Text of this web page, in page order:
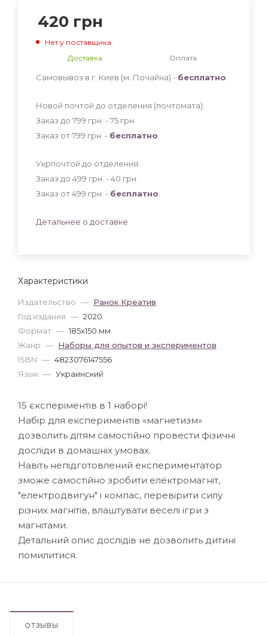
Характеристики
Издательство — Ранок Креатив
Год издания — 2020
Формат — 185x150 мм
Жанр — Наборы для опытов и экспериментов
ISBN — 4823076147556
Язык — Украинский
420 грн
Нет у поставщика
Доставка
Оплата
Самовывоз в г. Киев (м. Почайна) - бесплатно
Новой почтой до отделения (почтомата):
Заказ до 799 грн. - 75 грн
Заказ от 799 грн. - бесплатно
Укрпочтой до отделения:
Заказ до 499 грн. - 40 грн
Заказ от 499 грн. - бесплатно
Детальнее о доставке
15 єксперіментів в 1 наборі!
Набір для експериментів «магнетизм»
дозволить дітям самостійно провести фізичні
досліди в домашніх умовах.
Навіть непідготовлений експериментатор
зможе самостійно зробити електромагніт,
"електродвигун" і компас, перевірити силу
різних магнітів, влаштувати веселі ігри з
магнітами.
Детальний опис дослідів не дозволить дитині
помилитися.
ОТЗЫВЫ